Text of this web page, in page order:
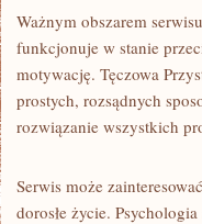
Ważnym obszarem
funkcjonuje w stanie
motywację. Tęczowa
prostych, rozsądnych
rozwiązanie wszystkich
Serwis może
dorosłe życie.